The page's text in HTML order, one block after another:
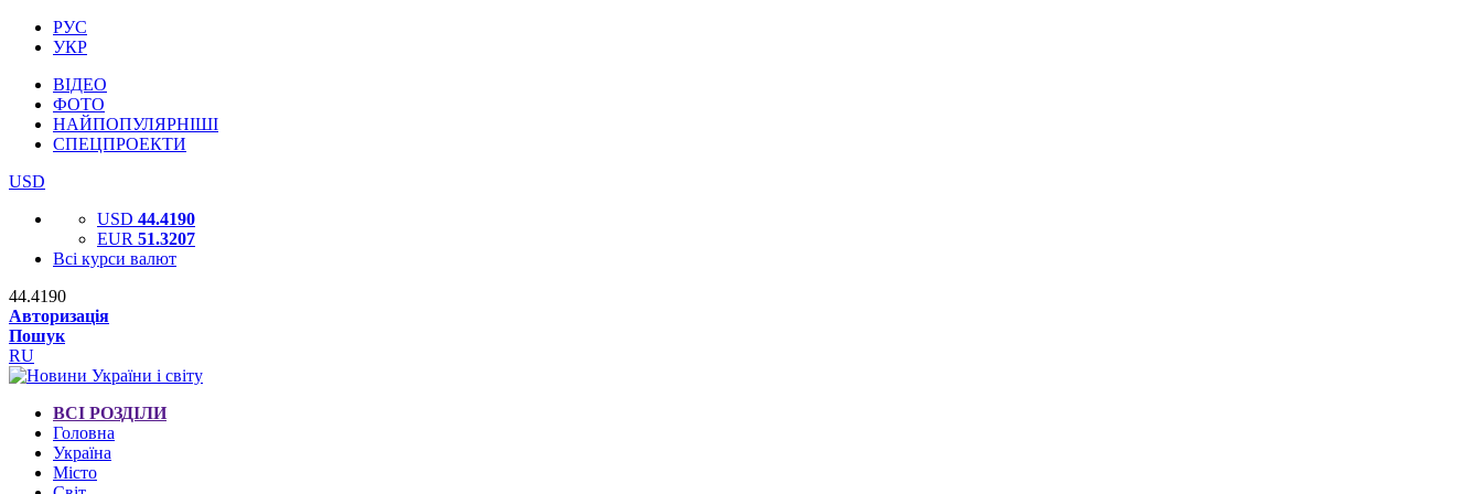
РУС
УКР
ВІДЕО
ФОТО
НАЙПОПУЛЯРНІШІ
СПЕЦПРОЕКТИ
USD
USD 44.4190
EUR 51.3207
Всі курси валют
44.4190
Авторизація
Пошук
RU
ВСІ РОЗДІЛИ
Головна
Україна
Місто